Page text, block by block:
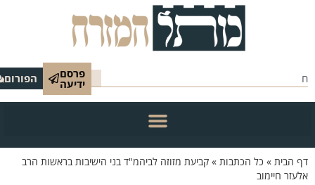
פרסם
ידיעה הפורום
הבית»כל הכתבות»קביעת מזוזה לביהמ"ד בני הישיבות בראשות הרב
חיימוב